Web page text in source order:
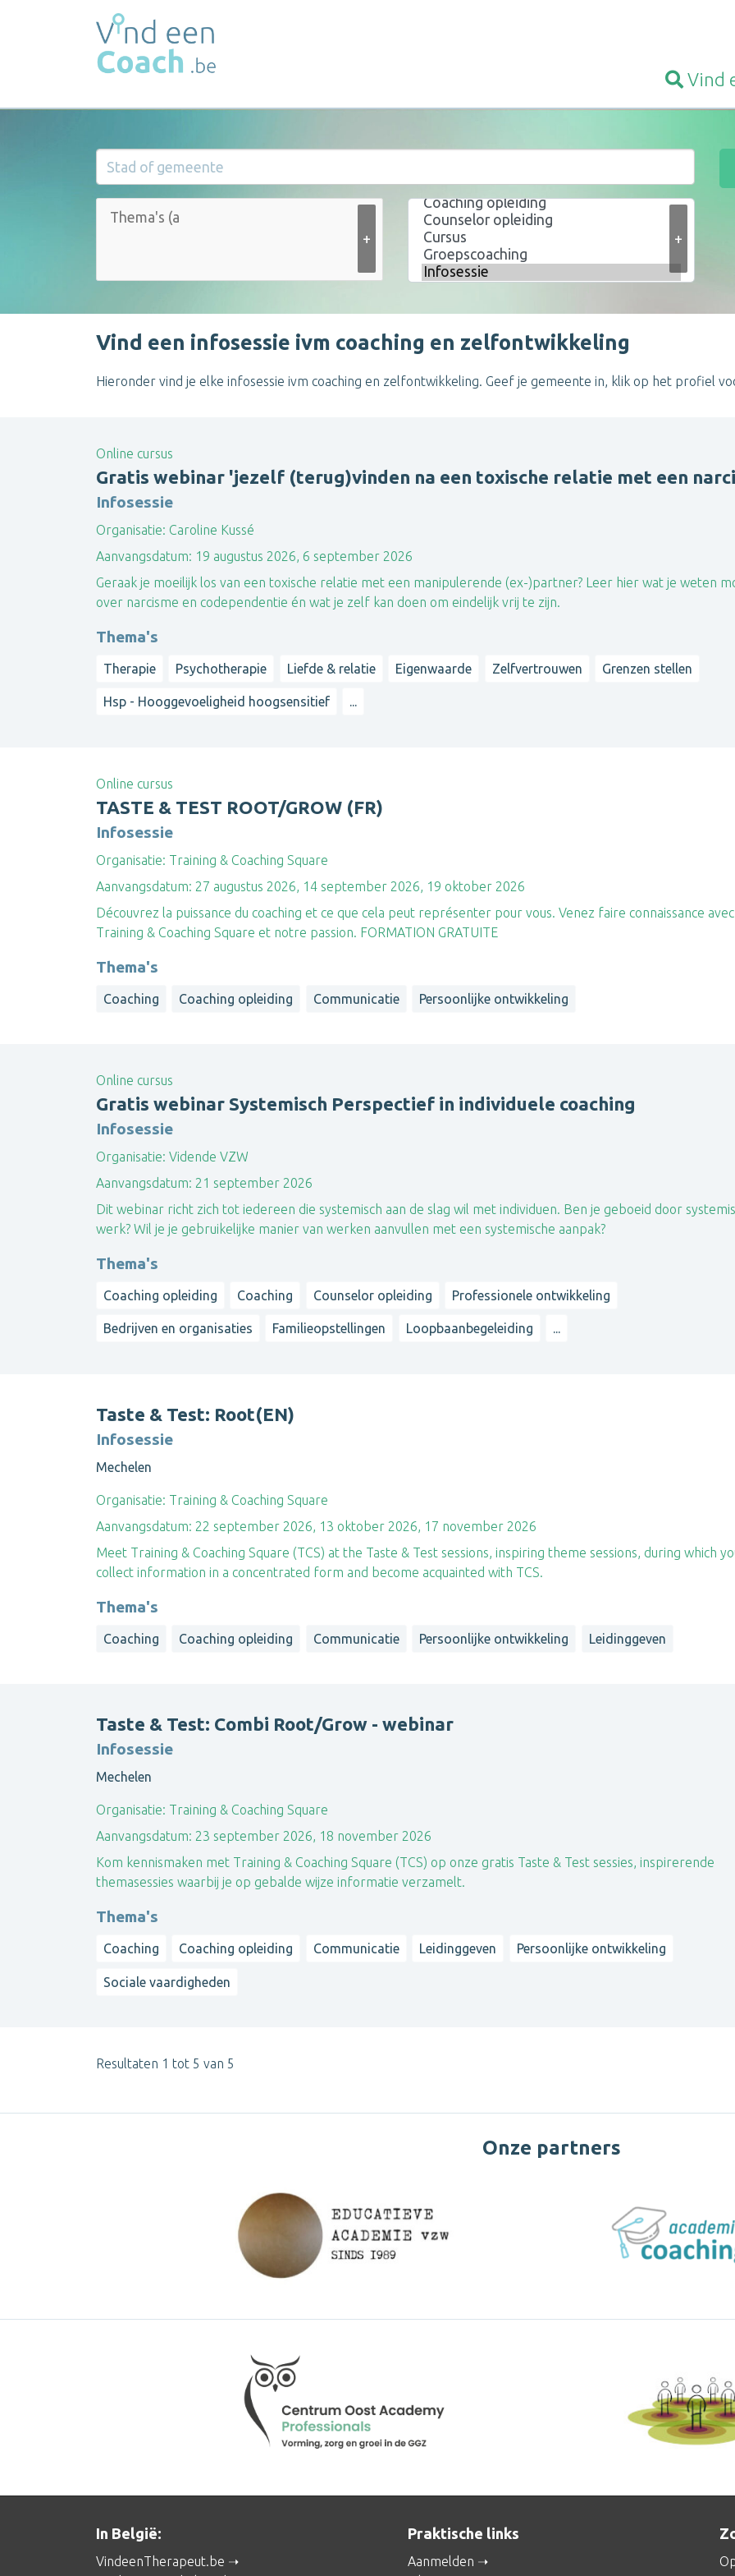
Vind
+ +
Vind een infosessie ivm coaching en zelfontwikkeling
Hieronder vind je elke infosessie ivm coaching en zelfontwikkeling. Geef je gemeente in, klik op het profiel
Online cursus
Gratis webinar 'jezelf (terug)vinden na een toxische relatie met een
Infosessie
Organisatie: Caroline Kussé
Aanvangsdatum: 19 augustus 2026, 6 september 2026
Geraak je moeilijk los van een toxische relatie met een manipulerende (ex-)partner? Leer hier wat je weten
over narcisme en codependentie én wat je zelf kan doen om eindelijk vrij te zijn.
Thema's
Therapie Psychotherapie Liefde & relatie Eigenwaarde Zelfvertrouwen Grenzen stellen
Hsp - Hooggevoeligheid hoogsensitief ...
Online cursus
TASTE & TEST ROOT/GROW (FR)
Infosessie
Organisatie: Training & Coaching Square
Aanvangsdatum: 27 augustus 2026, 14 september 2026, 19 oktober 2026
Découvrez la puissance du coaching et ce que cela peut représenter pour vous. Venez faire connaissance avec
Training & Coaching Square et notre passion. FORMATION GRATUITE
Thema's
Coaching Coaching opleiding Communicatie Persoonlijke ontwikkeling
Online cursus
Gratis webinar Systemisch Perspectief in individuele coaching
Infosessie
Organisatie: Vidende VZW
Aanvangsdatum: 21 september 2026
Dit webinar richt zich tot iedereen die systemisch aan de slag wil met individuen. Ben je geboeid door
werk? Wil je je gebruikelijke manier van werken aanvullen met een systemische aanpak?
Thema's
Coaching opleiding Coaching Counselor opleiding Professionele ontwikkeling
Bedrijven en organisaties Familieopstellingen Loopbaanbegeleiding ...
Taste & Test: Root(EN)
Infosessie
Mechelen
Organisatie: Training & Coaching Square
Aanvangsdatum: 22 september 2026, 13 oktober 2026, 17 november 2026
Meet Training & Coaching Square (TCS) at the Taste & Test sessions, inspiring theme sessions, during which
collect information in a concentrated form and become acquainted with TCS.
Thema's
Coaching Coaching opleiding Communicatie Persoonlijke ontwikkeling Leidinggeven
Taste & Test: Combi Root/Grow - webinar
Infosessie
Mechelen
Organisatie: Training & Coaching Square
Aanvangsdatum: 23 september 2026, 18 november 2026
Kom kennismaken met Training & Coaching Square (TCS) op onze gratis Taste & Test sessies, inspirerende
themasessies waarbij je op gebalde wijze informatie verzamelt.
Thema's
Coaching Coaching opleiding Communicatie Leidinggeven Persoonlijke ontwikkeling
Sociale vaardigheden
Resultaten 1 tot 5 van 5
Onze partners
In België:
VindeenTherapeut.be
Praktische links
Aanmelden